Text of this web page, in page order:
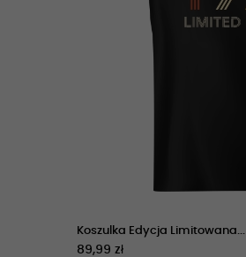
Koszulka Edycja Limitowana...
89,99 zł